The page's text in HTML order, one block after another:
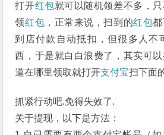
打开红包就可以随机领差不多，
领红包 ，正常来说，扫到的红包
到店付款自动抵扣，但很多人不
西，于是就白白浪费了，其实可以
道在哪里领取就打开支付宝扫下面
抓紧行动吧.免得失效了.
关于提现，以下是方法：